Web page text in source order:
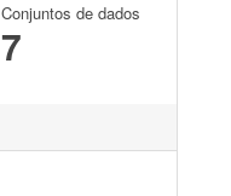
Conjuntos de dados
7